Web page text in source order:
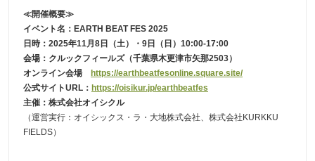
≪開催概要≫
イベント名：EARTH BEAT FES 2025
日時：2025年11月8日（土）・9日（日）10:00-17:00
会場：クルックフィールズ（千葉県木更津市矢那2503）
オンライン会場 https://earthbeatfesonline.square.site/
公式サイトURL： https://oisikur.jp/earthbeatfes
主催：株式会社オイシクル
（運営実行：オイシックス・ラ・大地株式会社、株式会社KURKKU
FIELDS）